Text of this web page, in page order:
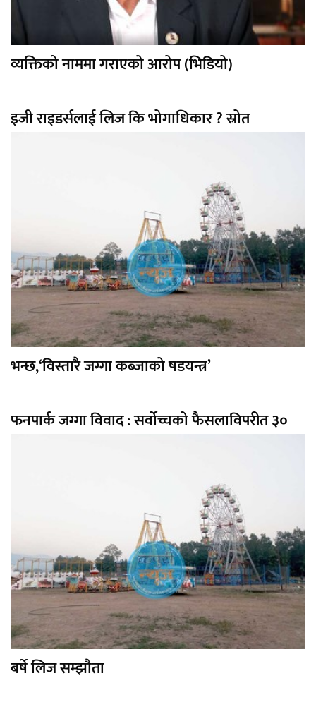
व्यक्तिको नाममा गराएको आरोप (भिडियो)
इजी राइडर्सलाई लिज कि भोगाधिकार ? स्रोत
भन्छ,‘विस्तारै जग्गा कब्जाको षडयन्त्र’
फनपार्क जग्गा विवाद : सर्वोच्चको फैसलाविपरीत ३०
बर्षे लिज सम्झौता